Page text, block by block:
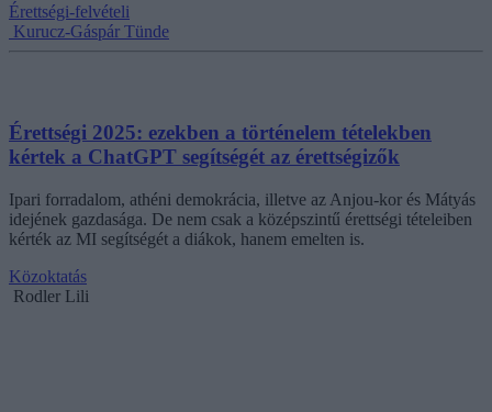
Érettségi-felvételi
Kurucz-Gáspár Tünde
Érettségi 2025: ezekben a történelem tételekben
kértek a ChatGPT segítségét az érettségizők
Ipari forradalom, athéni demokrácia, illetve az Anjou-kor és Mátyás
idejének gazdasága. De nem csak a középszintű érettségi tételeiben
kérték az MI segítségét a diákok, hanem emelten is.
Közoktatás
Rodler Lili